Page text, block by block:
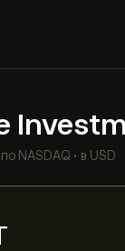
NASDAQ • в USD